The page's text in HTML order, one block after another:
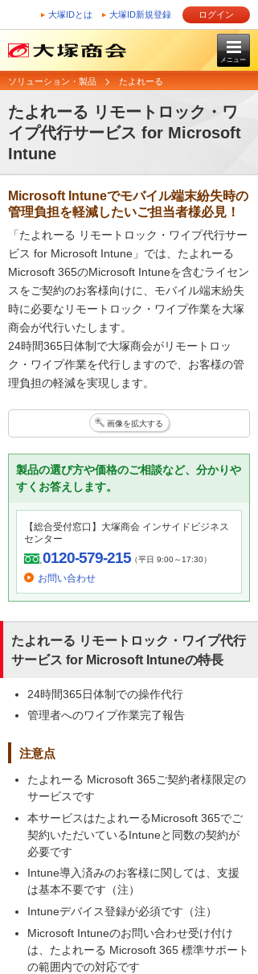
大塚IDとは 大塚ID新規登録 ログイン
メニュー
ソリューション・製品 たよれーる
たよれーる リモートロック・ワ
イプ代行サービス for Microsoft
Intune
Microsoft Intuneでモバイル端末紛失時の
管理負担を軽減したいご担当者様必見！
「たよれーる リモートロック・ワイプ代行サー
ビス for Microsoft Intune」では、たよれーる
Microsoft 365のMicrosoft Intuneを含むライセン
スをご契約のお客様向けに、モバイル端末紛失
時に必要なリモートロック・ワイプ作業を大塚
商会が代行いたします。
24時間365日体制で大塚商会がリモートロッ
ク・ワイプ作業を代行しますので、お客様の管
理負担の軽減を実現します。
画像を拡大する
製品の選び方や価格のご相談など、分かりや
すくお答えします。
【総合受付窓口】大塚商会 インサイドビジネス
センター
0120-579-215（平日 9:00～17:30）
お問い合わせ
たよれーる リモートロック・ワイプ代行
サービス for Microsoft Intuneの特長
24時間365日体制での操作代行
管理者へのワイプ作業完了報告
注意点
たよれーる Microsoft 365ご契約者様限定の
サービスです
本サービスはたよれーるMicrosoft 365でご
契約いただいているIntuneと同数の契約が
必要です
Intune導入済みのお客様に関しては、支援
は基本不要です（注）
Intuneデバイス登録が必須です（注）
Microsoft Intuneのお問い合わせ受け付け
は、たよれーる Microsoft 365 標準サポート
の範囲内での対応です